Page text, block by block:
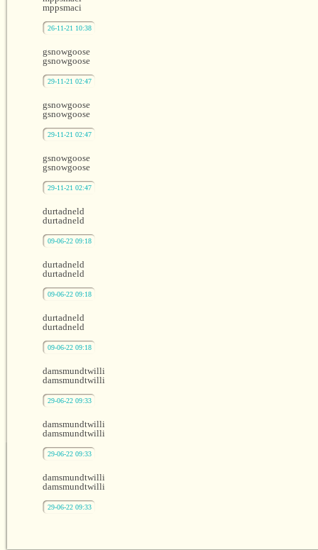
mppsmaci
26-11-21 10:38
gsnowgoose
gsnowgoose
29-11-21 02:47
gsnowgoose
gsnowgoose
29-11-21 02:47
gsnowgoose
gsnowgoose
29-11-21 02:47
durtadneld
durtadneld
09-06-22 09:18
durtadneld
durtadneld
09-06-22 09:18
durtadneld
durtadneld
09-06-22 09:18
damsmundtwilli
damsmundtwilli
29-06-22 09:33
damsmundtwilli
damsmundtwilli
29-06-22 09:33
damsmundtwilli
damsmundtwilli
29-06-22 09:33